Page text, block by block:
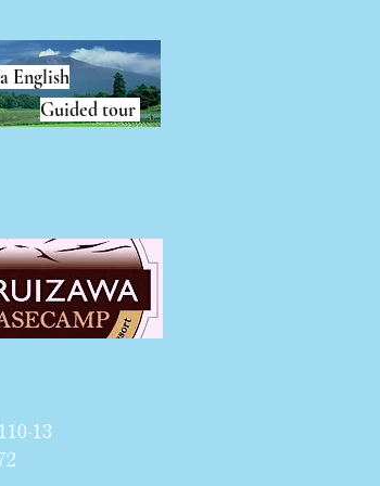
English
Guided tour
13